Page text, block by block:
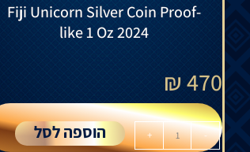
Fiji Unicorn Silver Coin Proof-
like 1 Oz 2024
470
₪
-
+ הוספה לסל